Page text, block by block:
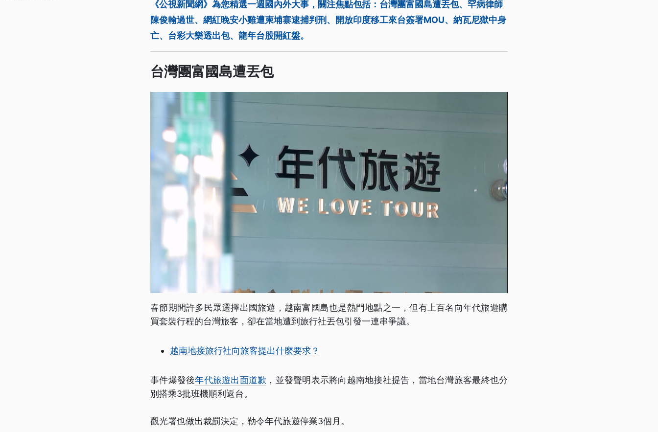
《公視新聞網》為您精選一週國內外大事，關注焦點包括：台灣團富國島遭丟包、罕病律師
陳俊翰過世、網紅晚安小雞遭柬埔寨逮捕判刑、開放印度移工來台簽署MOU、納瓦尼獄中身
亡、台彩大樂透出包、龍年台股開紅盤。
台灣團富國島遭丟包
春節期間許多民眾選擇出國旅遊，越南富國島也是熱門地點之一，但有上百名向年代旅遊購
買套裝行程的台灣旅客，卻在當地遭到旅行社丟包引發一連串爭議。
越南地接旅行社向旅客提出什麼要求？
事件爆發後年代旅遊出面道歉 ，並發聲明表示將向越南地接社提告，當地台灣旅客最終也分
別搭乘3批班機順利返台。
觀光署也做出裁罰決定，勒令年代旅遊停業3個月。